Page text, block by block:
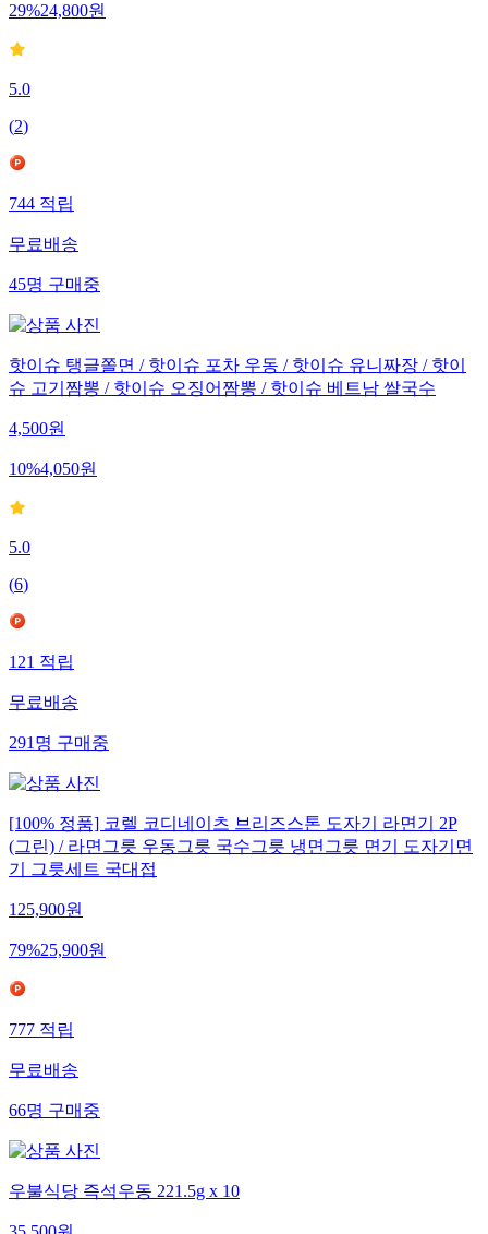
29%24,800원
5.0
(2)
744 적립
무료배송
45명 구매중
핫이슈 탱글쫄면 / 핫이슈 포차 우동 / 핫이슈 유니짜장 / 핫이
슈 고기짬뽕 / 핫이슈 오징어짬뽕 / 핫이슈 베트남 쌀국수
4,500원
10%4,050원
5.0
(6)
121 적립
무료배송
291 명 구매중
[100% 정품] 코렐 코디네이츠 브리즈스톤 도자기 라면기 2P
(그린) / 라면그릇 우동그릇 국수그릇 냉면그릇 면기 도자기면
기 그릇세트 국대접
125,900원
79%25,900원
777 적립
무료배송
66명 구매중
우불식당 즉석우동 221.5g x 10